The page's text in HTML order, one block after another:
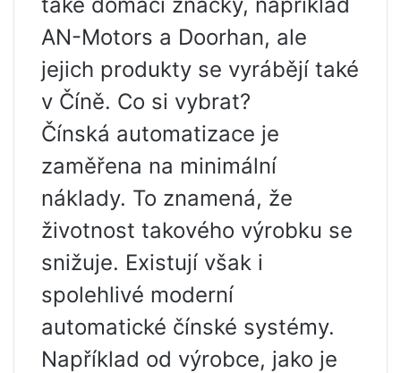
AN-Motors a Doorhan, ale
jejich produkty se vyrábějí také
v Číně. Co si vybrat?
Čínská automatizace je
zaměřena na minimální
náklady. To znamená, že
životnost takového výrobku se
snižuje. Existují však i
spolehlivé moderní
automatické čínské systémy.
Například od výrobce, jako je